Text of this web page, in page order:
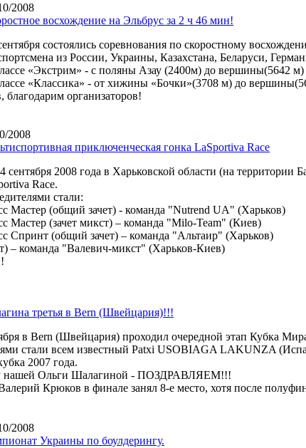
2008
восхождение на Эльбрус за 2 ч 46 мин!
состоялись соревнования по скоростному
из России, Украины, Казахстана, Беларуси,
«Экстрим» - с поляны Азау (2400м) до вершины(5642
«Классика» - от хижины «Бочки»(3708 м) до
благодарим организаторов!
2008
приключенческая гонка LaSportiva Race
сентября 2008 года в Харьковской области (на
Race.
стали:
Мастер (общий зачет) - команда "Nutrend UA" (Харьков)
Мастер (зачет микст) – команда "Milo-Team" (Киев)
Спринт (общий зачет) – команда "Альтаир" (Харьков)
– команда "Валевич-микст" (Харьков-Киев)
третья в Bern (Швейцария)!!!
в Bern (Швейцария) проходил очередной этап Кубка
стали всем известный Patxi USOBIAGA LAKUNZA
2007 года.
нашей Ольги Шалагиной - ПОЗДРАВЛЯЕМ!!!
Крюков в финале занял 8-е место, хотя после
2008
Украины по боулдерингу.